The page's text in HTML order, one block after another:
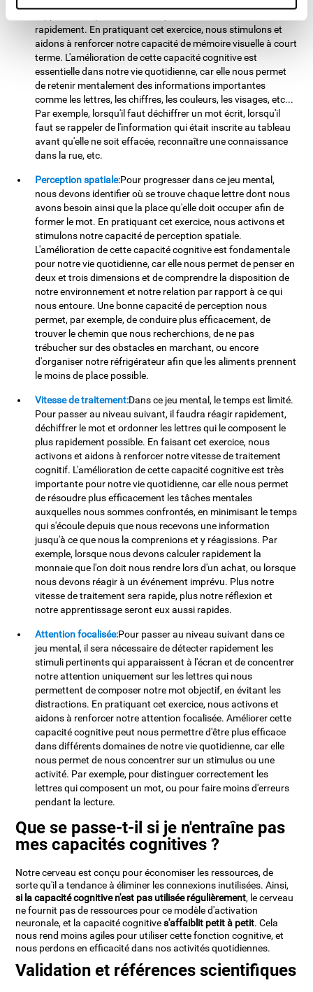
rapidement. En pratiquant cet exercice, nous stimulons et
aidons à renforcer notre capacité de mémoire visuelle à court
terme. L'amélioration de cette capacité cognitive est
essentielle dans notre vie quotidienne, car elle nous permet
de retenir mentalement des informations importantes
comme les lettres, les chiffres, les couleurs, les visages, etc...
Par exemple, lorsqu'il faut déchiffrer un mot écrit, lorsqu'il
faut se rappeler de l'information qui était inscrite au tableau
avant qu'elle ne soit effacée, reconnaître une connaissance
dans la rue, etc.
Perception spatiale:Pour progresser dans ce jeu mental,
nous devons identifier où se trouve chaque lettre dont nous
avons besoin ainsi que la place qu'elle doit occuper afin de
former le mot. En pratiquant cet exercice, nous activons et
stimulons notre capacité de perception spatiale.
L'amélioration de cette capacité cognitive est fondamentale
pour notre vie quotidienne, car elle nous permet de penser en
deux et trois dimensions et de comprendre la disposition de
notre environnement et notre relation par rapport à ce qui
nous entoure. Une bonne capacité de perception nous
permet, par exemple, de conduire plus efficacement, de
trouver le chemin que nous recherchions, de ne pas
trébucher sur des obstacles en marchant, ou encore
d'organiser notre réfrigérateur afin que les aliments prennent
le moins de place possible.
Vitesse de traitement:Dans ce jeu mental, le temps est limité.
Pour passer au niveau suivant, il faudra réagir rapidement,
déchiffrer le mot et ordonner les lettres qui le composent le
plus rapidement possible. En faisant cet exercice, nous
activons et aidons à renforcer notre vitesse de traitement
cognitif. L'amélioration de cette capacité cognitive est très
importante pour notre vie quotidienne, car elle nous permet
de résoudre plus efficacement les tâches mentales
auxquelles nous sommes confrontés, en minimisant le temps
qui s'écoule depuis que nous recevons une information
jusqu'à ce que nous la comprenions et y réagissions. Par
exemple, lorsque nous devons calculer rapidement la
monnaie que l'on doit nous rendre lors d'un achat, ou lorsque
nous devons réagir à un événement imprévu. Plus notre
vitesse de traitement sera rapide, plus notre réflexion et
notre apprentissage seront eux aussi rapides.
Attention focalisée:Pour passer au niveau suivant dans ce
jeu mental, il sera nécessaire de détecter rapidement les
stimuli pertinents qui apparaissent à l'écran et de concentrer
notre attention uniquement sur les lettres qui nous
permettent de composer notre mot objectif, en évitant les
distractions. En pratiquant cet exercice, nous activons et
aidons à renforcer notre attention focalisée. Améliorer cette
capacité cognitive peut nous permettre d'être plus efficace
dans différents domaines de notre vie quotidienne, car elle
nous permet de nous concentrer sur un stimulus ou une
activité. Par exemple, pour distinguer correctement les
lettres qui composent un mot, ou pour faire moins d'erreurs
pendant la lecture.
Que se passe-t-il si je n'entraîne pas
mes capacités cognitives ?
Notre cerveau est conçu pour économiser les ressources, de
sorte qu'il a tendance à éliminer les connexions inutilisées. Ainsi,
si la capacité cognitive n'est pas utilisée régulièrement, le cerveau
ne fournit pas de ressources pour ce modèle d'activation
neuronale, et la capacité cognitives'affaiblit petit à petit. Cela
nous rend moins agiles pour utiliser cette fonction cognitive, et
nous perdons en efficacité dans nos activités quotidiennes.
Validation et références scientifiques